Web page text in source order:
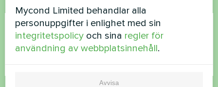
Kommentar
Mycond Limited behandlar alla
personuppgifter i enlighet med sin
integritetspolicy och sina regler för
användning av webbplatsinnehåll.
Avvisa